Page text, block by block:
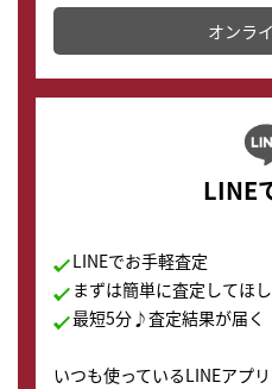
オンラ
LINE
LINEでお手軽査定
まずは簡単に査定してほ
最短5分♪査定結果が届く
いつも使っているLINEアプ